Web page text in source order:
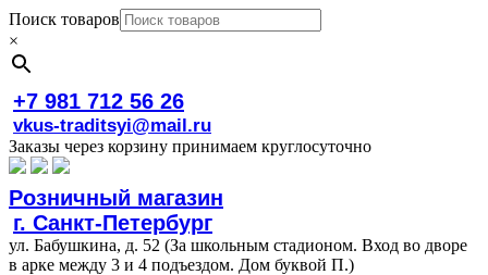
Поиск товаров
×
+7 981 712 56 26
vkus-traditsyi@mail.ru
Заказы через корзину принимаем круглосуточно
Розничный магазин
г. Санкт-Петербург
ул. Бабушкина, д. 52 (За школьным стадионом. Вход во дворе
в арке между 3 и 4 подъездом. Дом буквой П.)